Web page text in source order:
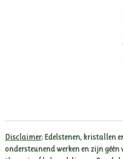
Disclaimer: Edelstenen, kristallen
ondersteunend werken en zijn